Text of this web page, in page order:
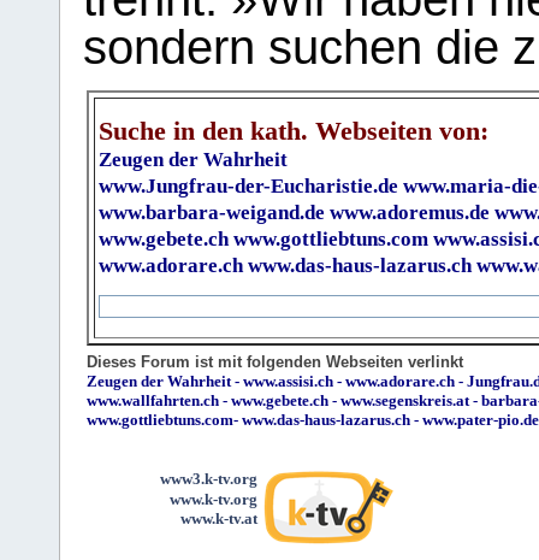
sondern suchen die
Suche in den kath. Webseiten von:
Zeugen der Wahrheit
www.Jungfrau-der-Eucharistie.de www.maria-
www.barbara-weigand.de www.adoremus.de
www.gebete.ch www.gottliebtuns.com
www.adorare.ch www.das-haus-lazarus.ch
Dieses Forum ist mit folgenden Webseiten verlinkt
Zeugen der Wahrheit - www.assisi.ch - www.adorare.ch -
www.wallfahrten.ch - www.gebete.ch - www.segenskreis.at -
www.gottliebtuns.com- www.das-haus-lazarus.ch - www.pater-pio.de
www3.k-tv.org
www.k-tv.org
www.k-tv.at